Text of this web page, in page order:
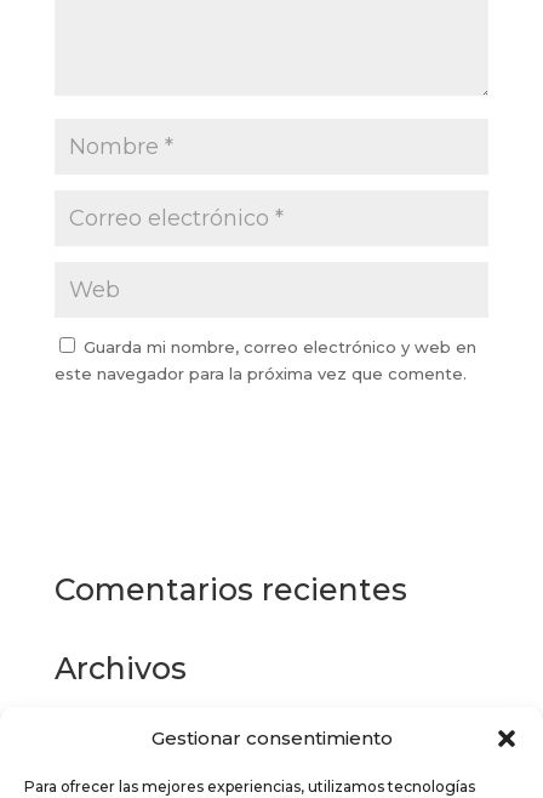
Gestionar consentimiento
Para ofrecer las mejores experiencias, utilizamos tecnologías
Guarda mi nombre, correo electrónico y web en
este navegador para la próxima vez que comente.
Comentarios recientes
Archivos
Categorías
No hay categorías